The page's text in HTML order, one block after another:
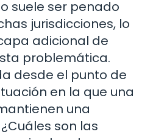
suele ser penado
jurisdicciones, lo
adicional de
problemática.
desde el punto de
en la que una
una
son las